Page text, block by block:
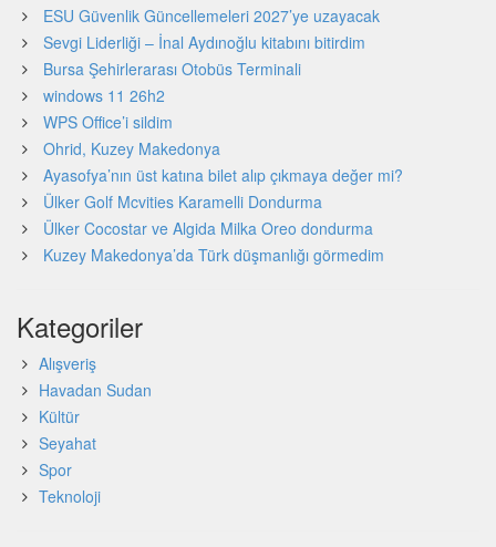
ESU Güvenlik Güncellemeleri 2027’ye uzayacak
Sevgi Liderliği – İnal Aydınoğlu kitabını bitirdim
Bursa Şehirlerarası Otobüs Terminali
windows 11 26h2
WPS Office’i sildim
Ohrid, Kuzey Makedonya
Ayasofya’nın üst katına bilet alıp çıkmaya değer mi?
Ülker Golf Mcvities Karamelli Dondurma
Ülker Cocostar ve Algida Milka Oreo dondurma
Kuzey Makedonya’da Türk düşmanlığı görmedim
Kategoriler
Alışveriş
Havadan Sudan
Kültür
Seyahat
Spor
Teknoloji